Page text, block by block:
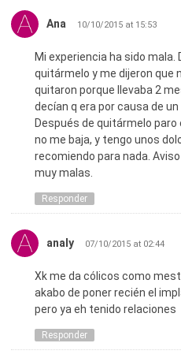
Ana 10/10/2015 at 15:53
Mi experiencia ha sido mala.
quitármelo y me dijeron que
quitaron porque llevaba 2
decían q era por causa de
Después de quitármelo paro
no me baja, y tengo unos
recomiendo para nada.
muy malas.
Responder
analy 07/10/2015 at 02:44
Xk me da cólicos como
akabo de poner recién el
pero ya eh tenido relaciones
Responder